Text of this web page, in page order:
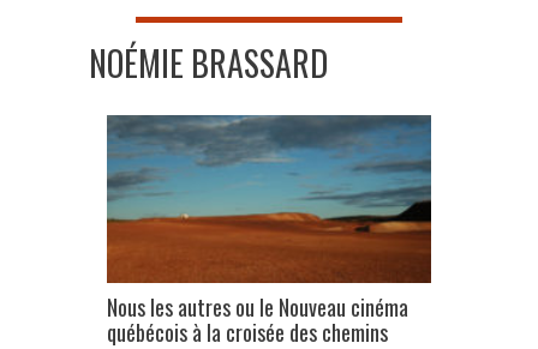
NOÉMIE BRASSARD
Nous les autres ou le Nouveau cinéma
québécois à la croisée des chemins